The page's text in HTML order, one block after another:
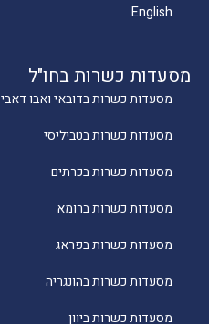
מסעדות כשרות בחו"ל
מסעדות כשרות בדובאי ואבו דאבי
מסעדות כשרות בטביליסי
מסעדות כשרות בכרתים
מסעדות כשרות ברומא
מסעדות כשרות בפראג
מסעדות כשרות בהונגריה
מסעדות כשרות ביוון
English